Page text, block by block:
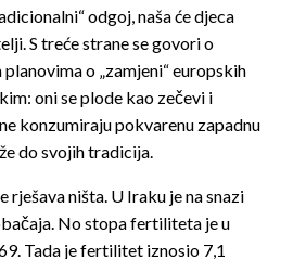
odgoj, naša će djeca
S treće strane se govori o
o „zamjeni“ europskih
oni se plode kao zečevi i
konzumiraju pokvarenu zapadnu
do svojih tradicija.
rješava ništa. U Iraku je na snazi
No stopa fertiliteta je u
Tada je fertilitet iznosio 7,1